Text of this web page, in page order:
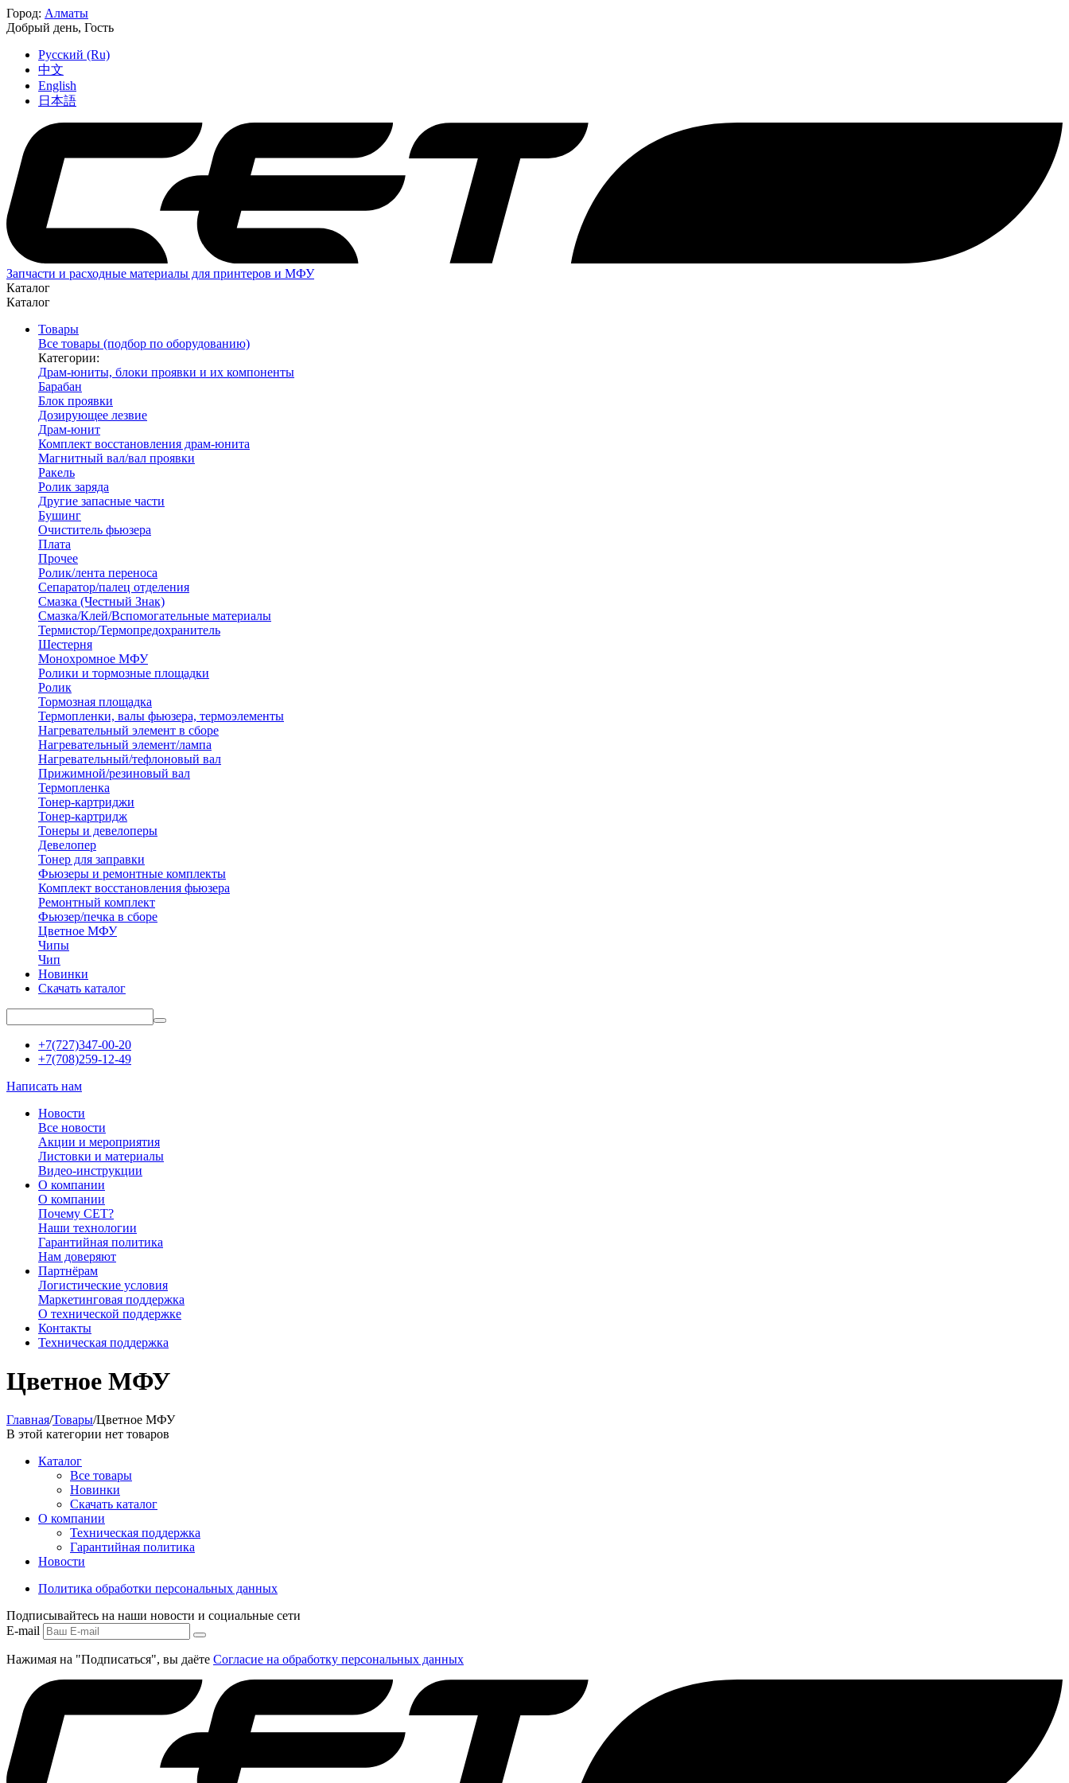
Город: Алматы
Добрый день, Гость
Русский (Ru)
中文
English
日本語
Запчасти и расходные материалы для принтеров и МФУ
Каталог
Каталог
Товары
Все товары (подбор по оборудованию)
Категории:
Драм-юниты, блоки проявки и их компоненты
Барабан
Блок проявки
Дозирующее лезвие
Драм-юнит
Комплект восстановления драм-юнита
Магнитный вал/вал проявки
Ракель
Ролик заряда
Другие запасные части
Бушинг
Очиститель фьюзера
Плата
Прочее
Ролик/лента переноса
Сепаратор/палец отделения
Смазка (Честный Знак)
Смазка/Клей/Вспомогательные материалы
Термистор/Термопредохранитель
Шестерня
Монохромное МФУ
Ролики и тормозные площадки
Ролик
Тормозная площадка
Термопленки, валы фьюзера, термоэлементы
Нагревательный элемент в сборе
Нагревательный элемент/лампа
Нагревательный/тефлоновый вал
Прижимной/резиновый вал
Термопленка
Тонер-картриджи
Тонер-картридж
Тонеры и девелоперы
Девелопер
Тонер для заправки
Фьюзеры и ремонтные комплекты
Комплект восстановления фьюзера
Ремонтный комплект
Фьюзер/печка в сборе
Цветное МФУ
Чипы
Чип
Новинки
Скачать каталог
+7(727)347-00-20
+7(708)259-12-49
Написать нам
Новости
Все новости
Акции и мероприятия
Листовки и материалы
Видео-инструкции
О компании
О компании
Почему CET?
Наши технологии
Гарантийная политика
Нам доверяют
Партнёрам
Логистические условия
Маркетинговая поддержка
О технической поддержке
Контакты
Техническая поддержка
Цветное МФУ
Главная/Товары/Цветное МФУ
В этой категории нет товаров
Каталог
Все товары
Новинки
Скачать каталог
О компании
Техническая поддержка
Гарантийная политика
Новости
Политика обработки персональных данных
Подписывайтесь на наши новости и социальные сети
E-mail
Нажимая на "Подписаться", вы даёте Согласие на обработку персональных данных